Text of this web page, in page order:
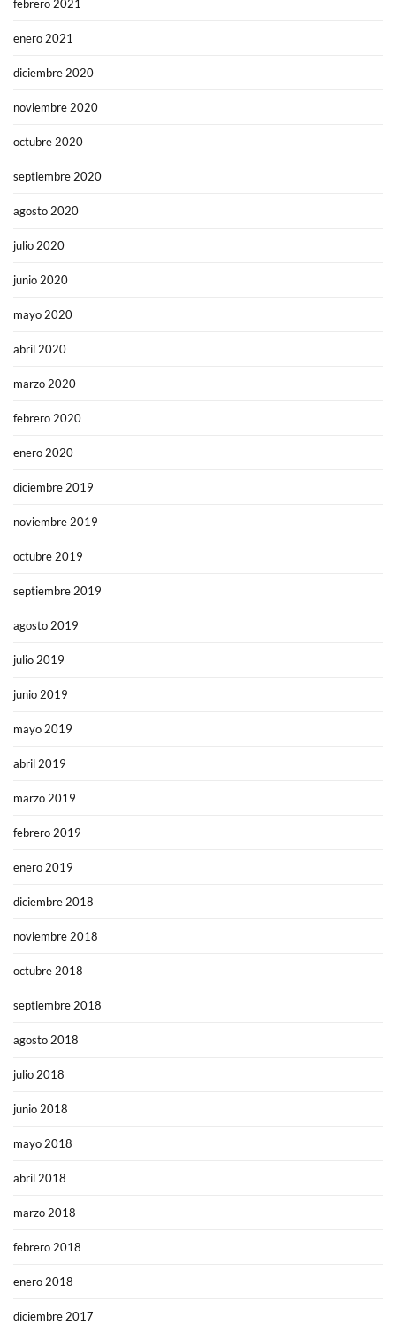
febrero 2021
enero 2021
diciembre 2020
noviembre 2020
octubre 2020
septiembre 2020
agosto 2020
julio 2020
junio 2020
mayo 2020
abril 2020
marzo 2020
febrero 2020
enero 2020
diciembre 2019
noviembre 2019
octubre 2019
septiembre 2019
agosto 2019
julio 2019
junio 2019
mayo 2019
abril 2019
marzo 2019
febrero 2019
enero 2019
diciembre 2018
noviembre 2018
octubre 2018
septiembre 2018
agosto 2018
julio 2018
junio 2018
mayo 2018
abril 2018
marzo 2018
febrero 2018
enero 2018
diciembre 2017